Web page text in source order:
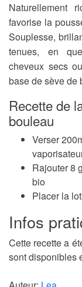
Naturellement
favorise la
Souplesse,
tenues, en
cheveux secs
base de sève de
Recette de
bouleau
Verser
Rajouter 8
bio
Placer la
Infos
Cette recette a
sont disponibles